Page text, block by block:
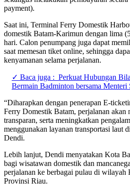
payment).
Saat ini, Terminal Ferry Domestik
domestik Batam-Karimun dengan lima
hari. Calon penumpang juga dapat
saat memesan tiket online, sehingga
kenyamanan selama perjalanan.
✓ Baca juga : Perkuat Hubungan
Bermain Badminton bersama Menteri
“Diharapkan dengan penerapan E-
Ferry Domestik Batam, perjalanan akan
transparan, serta meningkatkan
menggunakan layanan transportasi laut
Dendi.
Lebih lanjut, Dendi menyatakan Kota
bagi wisatawan domestik dan
perjalanan ke berbagai pulau di wilayah
Provinsi Riau.